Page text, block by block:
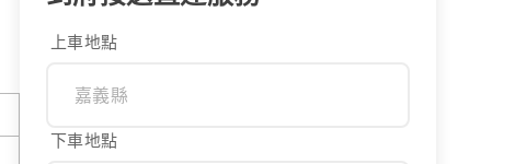
上車地點
下車地點